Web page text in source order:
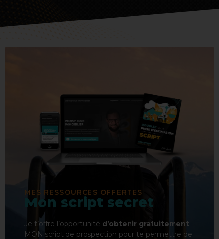
MES RESSOURCES OFFERTES
Mon script secret
Je t’offre l’opportunité d’obtenir gratuitement
MON script de prospection pour te permettre de